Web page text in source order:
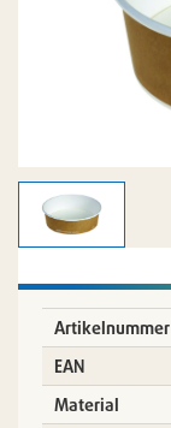
Artikelnummer
EAN
Material